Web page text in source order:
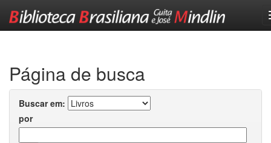
Página de busca
Buscar em:
por